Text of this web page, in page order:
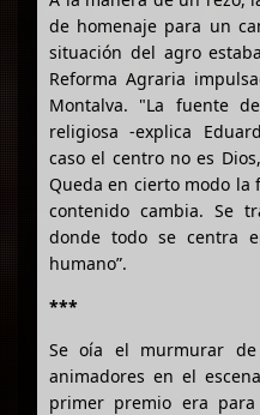
de homenaje para un
situación del agro
Reforma Agraria
Montalva. "La fuente
religiosa -explica
caso el centro no es
Queda en cierto modo
contenido cambia. Se
donde todo se centra
humano”.
***
Se oía el murmurar
animadores en el
primer premio era